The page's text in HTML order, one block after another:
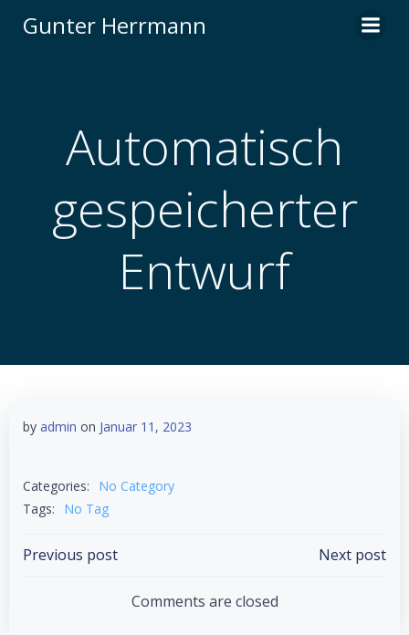
Inhalt
Gunter Herrmann
Automatisch
gespeicherter
Entwurf
by admin on Januar 11, 2023
Categories:
No Category
Tags:
No Tag
Post
navigation
Previous post
navigation
Next post
Comments are closed